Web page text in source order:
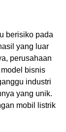
berisiko pada
yang luar
perusahaan
bisnis
industri
yang unik.
mobil listrik